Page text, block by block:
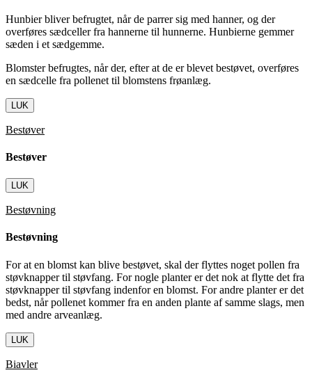
Hunbier bliver befrugtet, når de parrer sig med hanner, og der
overføres sædceller fra hannerne til hunnerne. Hunbierne gemmer
sæden i et sædgemme.
Blomster befrugtes, når der, efter at de er blevet bestøvet, overføres
en sædcelle fra pollenet til blomstens frøanlæg.
LUK
Bestøver
Bestøver
LUK
Bestøvning
Bestøvning
For at en blomst kan blive bestøvet, skal der flyttes noget pollen fra
støvknapper til støvfang. For nogle planter er det nok at flytte det fra
støvknapper til støvfang indenfor en blomst. For andre planter er det
bedst, når pollenet kommer fra en anden plante af samme slags, men
med andre arveanlæg.
LUK
Biavler